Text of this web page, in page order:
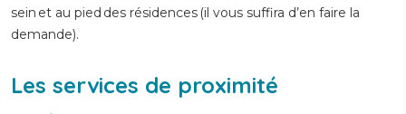
sein et au pied des résidences (il vous suffira d’en faire la
demande).
Les services de proximité